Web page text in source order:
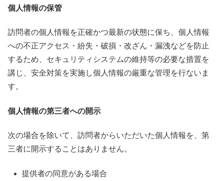
個人情報の保管
訪問者の個人情報を正確かつ最新の状態に保ち、個人情報
への不正アクセス・紛失・破損・改ざん・漏洩などを防止
するため、セキュリティシステムの維持等の必要な措置を
講じ、安全対策を実施し個人情報の厳重な管理を行ないま
す。
個人情報の第三者への開示
次の場合を除いて、訪問者からいただいた個人情報を、第
三者に開示することはありません。
提供者の同意がある場合